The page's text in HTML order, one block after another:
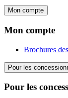
Mon compte
Mon compte
Brochures
Pour les
Pour les